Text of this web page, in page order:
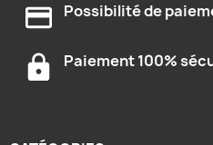
Possibilité de
Paiement 100%